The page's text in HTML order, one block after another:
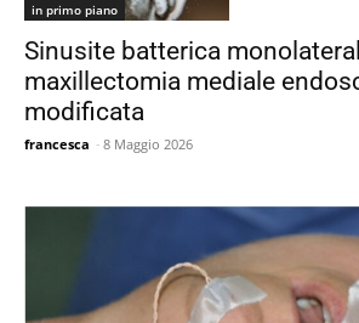
in primo piano
Sinusite batterica
maxillectomia mediale
modificata
francesca - 8 Maggio 2026